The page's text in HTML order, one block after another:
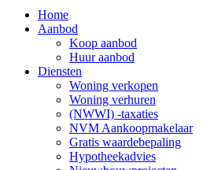
Home
Aanbod
Koop aanbod
Huur aanbod
Diensten
Woning verkopen
Woning verhuren
(NWWI) -taxaties
NVM Aankoopmakelaar
Gratis waardebepaling
Hypotheekadvies